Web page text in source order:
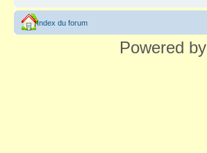
Index du forum
Powered by